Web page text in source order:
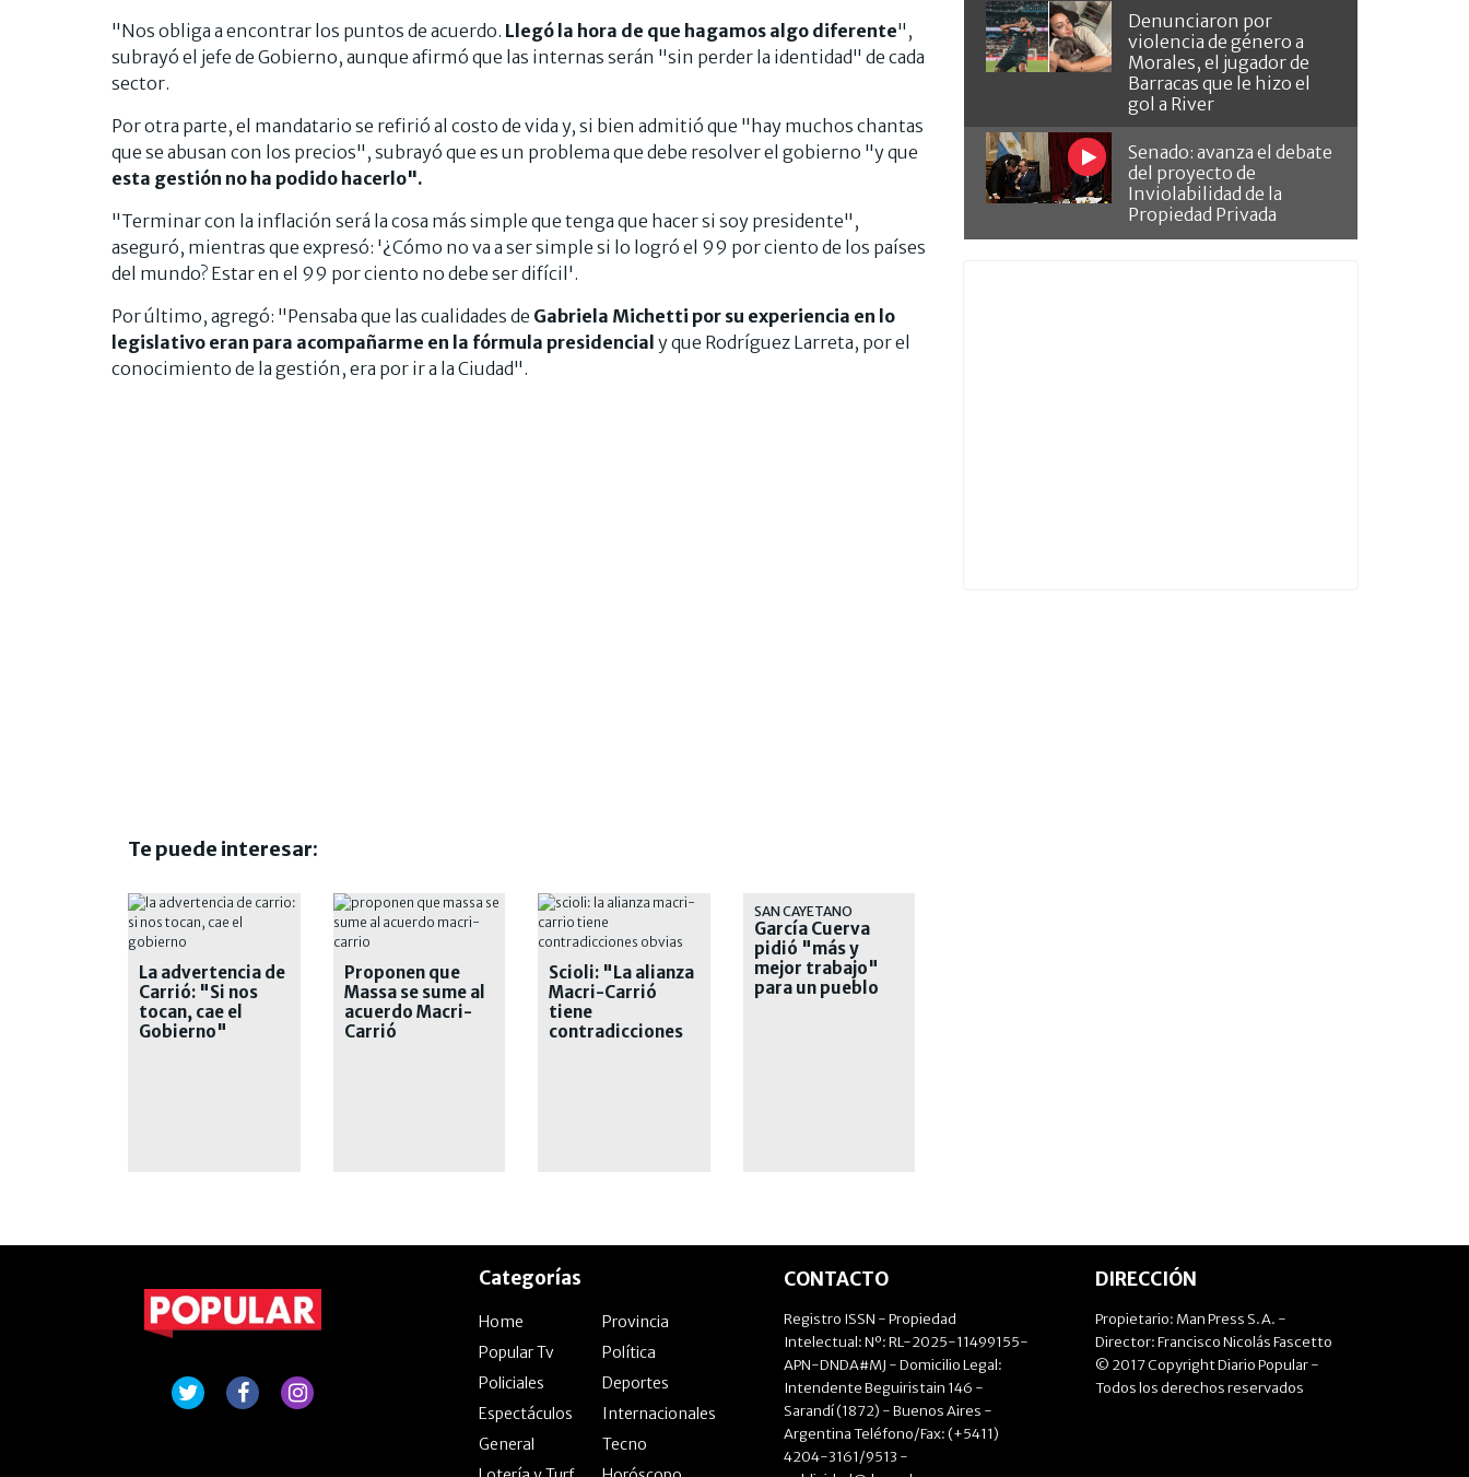
"Nos obliga a encontrar los puntos de acuerdo. Llegó la hora de que hagamos algo diferente",
subrayó el jefe de Gobierno, aunque afirmó que las internas serán "sin perder la identidad" de cada
sector.
Por otra parte, el mandatario se refirió al costo de vida y, si bien admitió que "hay muchos chantas
que se abusan con los precios", subrayó que es un problema que debe resolver el gobierno "y que
esta gestión no ha podido hacerlo".
"Terminar con la inflación será la cosa más simple que tenga que hacer si soy presidente",
aseguró, mientras que expresó: '¿Cómo no va a ser simple si lo logró el 99 por ciento de los países
del mundo? Estar en el 99 por ciento no debe ser difícil'.
Por último, agregó: "Pensaba que las cualidades de Gabriela Michetti por su experiencia en lo
legislativo eran para acompañarme en la fórmula presidencial y que Rodríguez Larreta, por el
conocimiento de la gestión, era por ir a la Ciudad".
Te puede interesar:
La advertencia de
Carrió: "Si nos
tocan, cae el
Gobierno"
Proponen que
Massa se sume al
acuerdo Macri-
Carrió
Scioli: "La alianza
Macri-Carrió
tiene
contradicciones
SAN CAYETANO
García Cuerva
pidió "más y
mejor trabajo"
para un pueblo
Denunciaron por
violencia de género a
Morales, el jugador de
Barracas que le hizo el
gol a River
Senado: avanza el debate
del proyecto de
Inviolabilidad de la
Propiedad Privada
Categorías
Home
Provincia
Popular Tv
Política
Policiales
Deportes
Espectáculos
Internacionales
General
Tecno
CONTACTO
Registro ISSN - Propiedad
Intelectual: Nº: RL-2025-11499155-
APN-DNDA#MJ - Domicilio Legal:
Intendente Beguiristain 146 -
Sarandí (1872) - Buenos Aires -
Argentina Teléfono/Fax: (+5411)
4204-3161/9513 -
DIRECCIÓN
Propietario: Man Press S.A. -
Director: Francisco Nicolás Fascetto
© 2017 Copyright Diario Popular -
Todos los derechos reservados